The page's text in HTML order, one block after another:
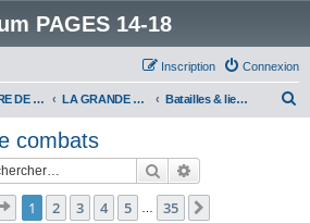
PAGES 14-18
Connexion
Inscription
HISTOIRE DE LA GRANDE GUERRE LA GRANDE GUERRE Batailles & lieux de combats
combats
Rechercher
Page 1sur35
1 2 3 4 5 35